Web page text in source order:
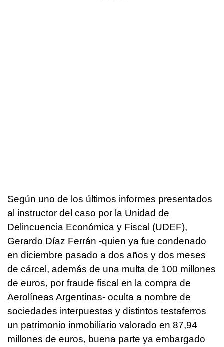
Según uno de los últimos informes presentados
al instructor del caso por la Unidad de
Delincuencia Económica y Fiscal (UDEF),
Gerardo Díaz Ferrán -quien ya fue condenado
en diciembre pasado a dos años y dos meses
de cárcel, además de una multa de 100 millones
de euros, por fraude fiscal en la compra de
Aerolíneas Argentinas- oculta a nombre de
sociedades interpuestas y distintos testaferros
un patrimonio inmobiliario valorado en 87,94
millones de euros, buena parte ya embargado